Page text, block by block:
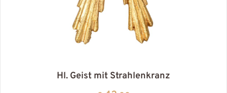
Hl. Geist mit Strahlenkranz